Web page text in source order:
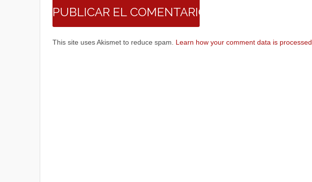
This site uses Akismet to reduce spam. Learn how your comment data is processed.